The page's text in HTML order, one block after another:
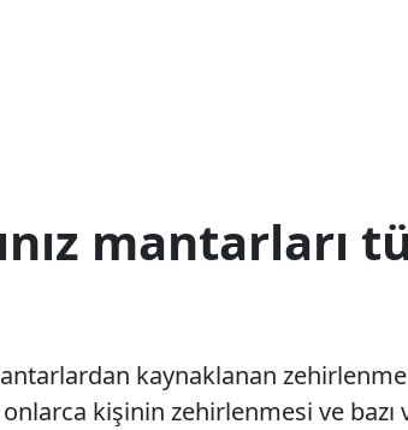
mantarları
kaynaklanan zehirlenme
kişinin zehirlenmesi ve bazı